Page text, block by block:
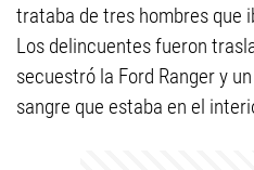
trataba de tres hombres que
Los delincuentes fueron
secuestró la Ford Ranger y
sangre que estaba en el